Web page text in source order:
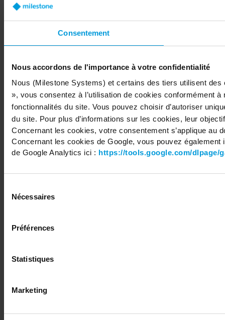
Consentement
Nous accordons de l'importance à votre confidentialité
Nous (Milestone Systems) et certains des tiers utilisent
», vous consentez à l’utilisation de cookies conformément
fonctionnalités du site. Vous pouvez choisir d’autoriser
du site. Pour plus d’informations sur les cookies, leur
Concernant les cookies, votre consentement s’applique au
Concernant les cookies de Google, vous pouvez
de Google Analytics ici : https://tools.google.com/dlpage/
Nécessaires
Préférences
Statistiques
Marketing
Share your feedback
Copyright © 2026 Milestone Systems A/S. All rights reserved.